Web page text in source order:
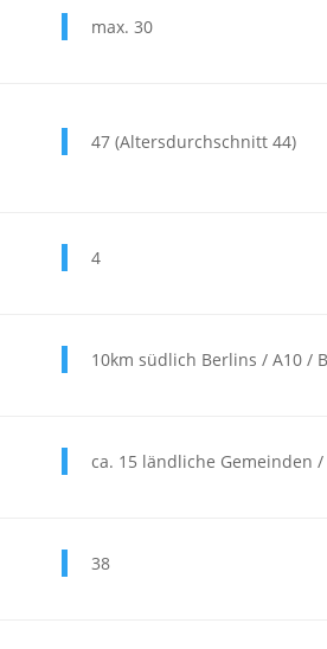
max. 30
47 (Altersdurchschnitt 44)
4
10km südlich Berlins / A10 /
ca. 15 ländliche Gemeinden
38